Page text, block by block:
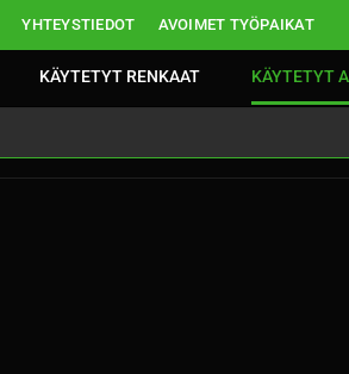
YHTEYSTIEDOT AVOIMET TYÖPAIKAT
KÄYTETYT RENKAAT KÄYTETYT